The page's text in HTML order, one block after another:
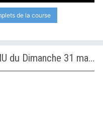
de la course
Les vidéos des courses PMU du Dimanche 31 mai 2026